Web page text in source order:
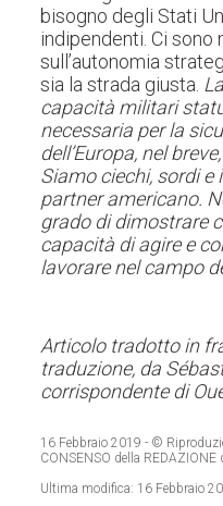
bisogno degli Stati
indipendenti. Ci
sull’autonomia
sia la strada giusta.
capacità militari
necessaria per la
dell’Europa, nel
Siamo ciechi, sordi
partner americano.
grado di dimostrare
capacità di agire e
lavorare nel campo
Articolo tradotto in
traduzione, da
corrispondente di
16 Febbraio 2019 - ©
CONSENSO della REDAZIONE
Ultima modifica: 16 Febbraio